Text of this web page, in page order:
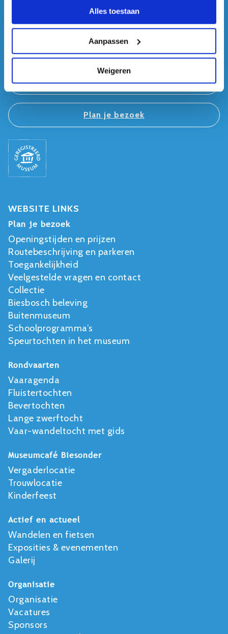
Alles toestaan
Aanpassen
Weigeren
Biesbosch MuseumEiland
4251 MT Werkendam
+31 (0) 183 - 504 009
Plan je bezoek
WEBSITE LINKS
Plan je bezoek
Openingstijden en prijzen
Routebeschrijving en parkeren
Toegankelijkheid
Veelgestelde vragen en contact
Collectie
Biesbosch beleving
Buitenmuseum
Schoolprogramma’s
Speurtochten in het museum
Rondvaarten
Vaaragenda
Fluistertochten
Bevertochten
Lange zwerftocht
Vaar-wandeltocht met gids
Museumcafé Biesonder
Vergaderlocatie
Trouwlocatie
Kinderfeest
Actief en actueel
Wandelen en fietsen
Exposities & evenementen
Galerij
Organisatie
Organisatie
Vacatures
Sponsors